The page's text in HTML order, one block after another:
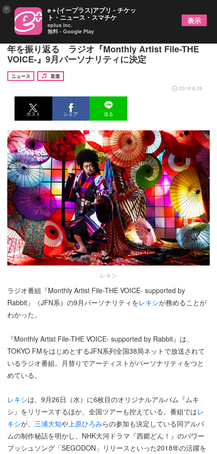
レキシ、三浦大知ら参加『ムキシ』制作秘話や2018
年を振り返る ラジオ『Monthly Artist File-THE
VOICE-』9月パーソナリティに決定
ニュース
音楽
2018.8.26
ポスト シェア 送る
レキシ
ラジオ番組『Monthly Artist File-THE VOICE- supported by
Rabbit』（JFN系）の9月パーソナリティをレキシが務めることが
わかった。
『Monthly Artist File-THE VOICE- supported by Rabbit』は、
TOKYO FMをはじめとするJFN系列全国38局ネットで放送されて
いるラジオ番組。月替りでアーティストがパーソナリティをつと
めている。
レキシは、9月26日（水）に6枚目のオリジナルアルバム『ムキ
シ』をリリースするほか、全国ツアーも控えている。番組ではレ
キシが、 三浦大知や 上原ひろみらの参加も決定している同アルバ
ムの制作秘話を明かし、NHK大河ドラマ『西郷どん！』のパワー
プッシュソング「SEGODON」リリースといった2018年の活躍を
× e＋(イープラス)アプリ - チケッ
ト・ニュース・スマチケ
eplus inc.
無料 - Google Play
表示